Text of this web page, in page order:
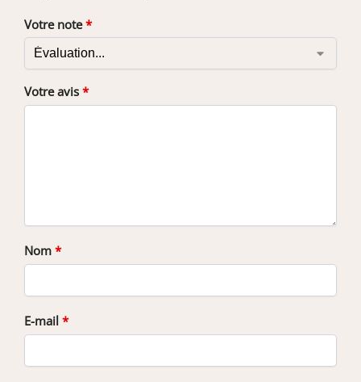
Votre note*
Votre avis *
Nom *
E-mail *